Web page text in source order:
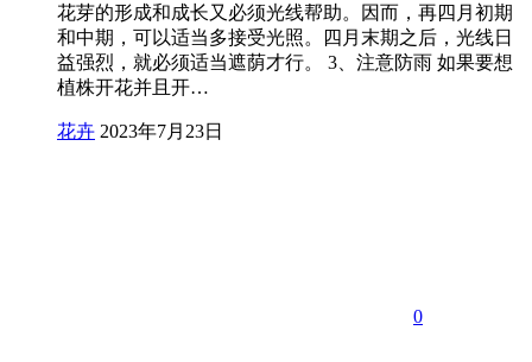
花芽的形成和成长又必须光线帮助。因而，再四月初期
和中期，可以适当多接受光照。四月末期之后，光线日
益强烈，就必须适当遮荫才行。 3、注意防雨 如果要想
植株开花并且开…
花卉 2023年7月23日
0